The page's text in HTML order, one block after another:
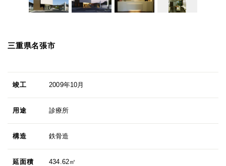
三重県名張市
竣工 2009年10月
用途 診療所
構造 鉄骨造
延面積 434.62㎡